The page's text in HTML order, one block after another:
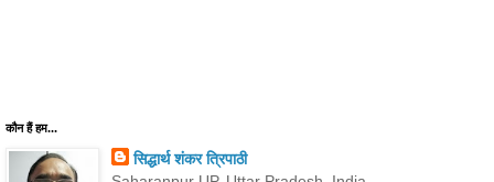
कौन हैं हम...
सिद्धार्थ शंकर त्रिपाठी